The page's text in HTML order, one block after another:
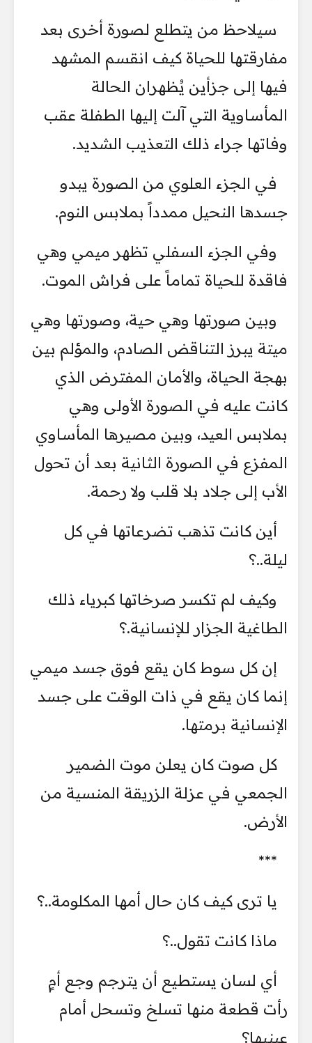
سيلاحظ من يتطلع لصورة أخرى بعد
مفارقتها للحياة كيف انقسم المشهد
فيها إلى جزأين يُظهران الحالة
المأساوية التي آلت إليها الطفلة عقب
وفاتها جراء ذلك التعذيب الشديد.
في الجزء العلوي من الصورة يبدو
جسدها النحيل ممدداً بملابس النوم.
وفي الجزء السفلي تظهر ميمي وهي
فاقدة للحياة تماماً على فراش الموت.
وبين صورتها وهي حية، وصورتها وهي
ميتة يبرز التناقض الصادم، والمؤلم بين
بهجة الحياة، والأمان المفترض الذي
كانت عليه في الصورة الأولى وهي
بملابس العيد، وبين مصيرها المأساوي
المفزع في الصورة الثانية بعد أن تحول
الأب إلى جلاد بلا قلب ولا رحمة.
أين كانت تذهب تضرعاتها في كل
ليلة..؟
وكيف لم تكسر صرخاتها كبرياء ذلك
الطاغية الجزار للإنسانية.؟
إن كل سوط كان يقع فوق جسد ميمي
إنما كان يقع في ذات الوقت على جسد
الإنسانية برمتها.
كل صوت كان يعلن موت الضمير
الجمعي في عزلة الزريقة المنسية من
الأرض.
***
يا ترى كيف كان حال أمها المكلومة..؟
ماذا كانت تقول..؟
أي لسان يستطيع أن يترجم وجع أمٍ
رأت قطعة منها تسلخ وتسحل أمام
عينيها؟